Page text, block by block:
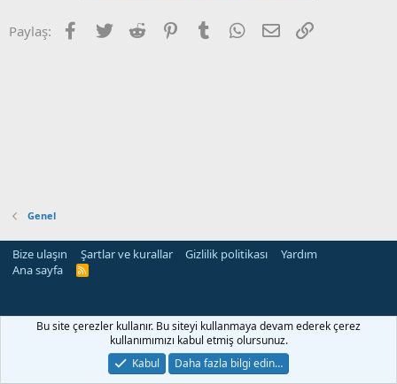
Paylaş: Facebook
Twitter Reddit PinterestTumblr WhatsApp
E-posta
Genel
Bize ulaşın Şartlar ve kurallar Gizlilik politikası
Yardım
Ana sayfa
R
Bu site çerezler kullanır. Bu siteyi kullanmaya devam ederek çerez
kullanımımızı kabul etmiş olursunuz.
Kabul
Daha fazla bilgi edin…